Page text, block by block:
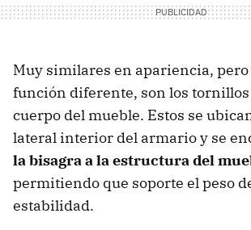
Muy similares en apariencia, pero
función diferente, son los
cuerpo del mueble. Estos se
lateral interior del armario y se
la bisagra a la estructura del
permitiendo que soporte el peso
estabilidad.